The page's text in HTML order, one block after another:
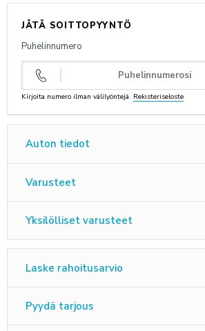
ANNA PALAUTETTA
JÄTÄ SOITTOPYYNTÖ
Puhelinnumero
Kirjoita numero ilman välilyöntejä. Rekisteriseloste
Auton tiedot
Varusteet
Yksilölliset varusteet
Laske rahoitusarvio
Pyydä tarjous